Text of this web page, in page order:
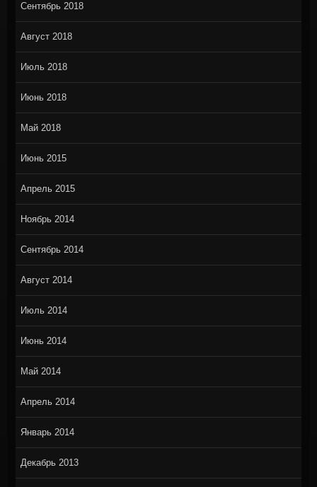
Сентябрь 2018
Август 2018
Июль 2018
Июнь 2018
Май 2018
Июнь 2015
Апрель 2015
Ноябрь 2014
Сентябрь 2014
Август 2014
Июль 2014
Июнь 2014
Май 2014
Апрель 2014
Январь 2014
Декабрь 2013